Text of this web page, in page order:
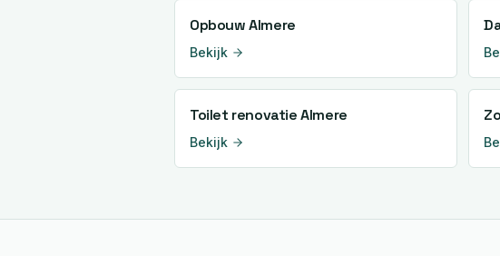
Opbouw Almere
Bekijk
Toilet renovatie Almere
Bekijk